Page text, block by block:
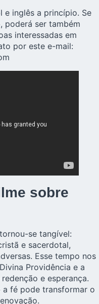
e inglês a princípio. Se
poderá ser também
interessadas em
por este e-mail:
sobre
se tangível:
e sacerdotal,
Esse tempo nos
Providência e a
e esperança.
a fé pode transformar o